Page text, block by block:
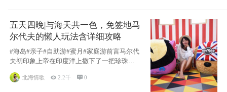
五天四晚|与海天共一色，免签地马
尔代夫的懒人玩法含详细攻略
#海岛#亲子#自助游#蜜月#家庭游前言马尔代
夫初印象上帝在印度洋上撒下了一把珍珠，
北海情歌 2.2千 0